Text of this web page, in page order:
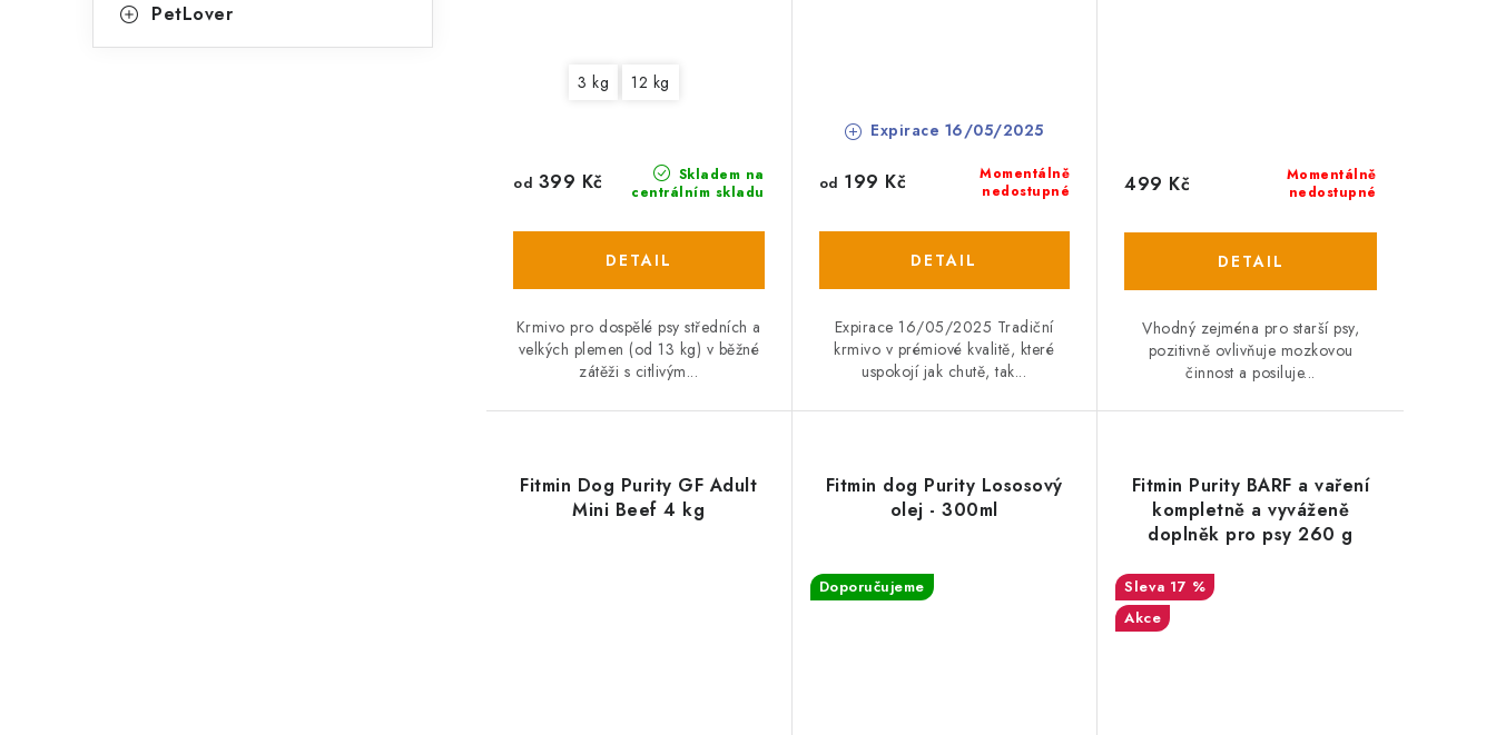
PetLover
3 kg 12 kg
Skladem na
centrálním skladu
od 399 Kč
Krmivo pro dospělé psy středních a
velkých plemen (od 13 kg) v běžné
zátěži s citlivým...
Expirace 16/05/2025
Momentálně
nedostupné
od 199 Kč
Expirace 16/05/2025 Tradiční
krmivo v prémiové kvalitě, které
uspokojí jak chutě, tak...
Momentálně
nedostupné
499 Kč
Vhodný zejména pro starší psy,
pozitivně ovlivňuje mozkovou
činnost a posiluje...
Fitmin Dog Purity GF Adult
Mini Beef 4 kg
Fitmin dog Purity Lososový
olej - 300ml
Doporučujeme
Fitmin Purity BARF a vaření
kompletně a vyváženě
doplněk pro psy 260 g
17 %
Akce